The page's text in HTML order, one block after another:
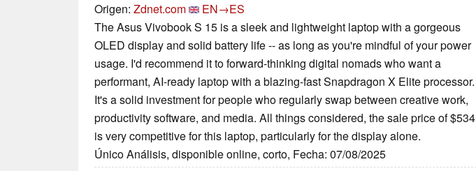
Origen: Zdnet.com
EN→ES
The Asus Vivobook S 15 is a sleek and lightweight laptop with a gorgeous
OLED display and solid battery life -- as long as you're mindful of your power
usage. I'd recommend it to forward-thinking digital nomads who want a
performant, AI-ready laptop with a blazing-fast Snapdragon X Elite processor.
It's a solid investment for people who regularly swap between creative work,
productivity software, and media. All things considered, the sale price of $534
is very competitive for this laptop, particularly for the display alone.
Único Análisis, disponible online, corto, Fecha: 07/08/2025